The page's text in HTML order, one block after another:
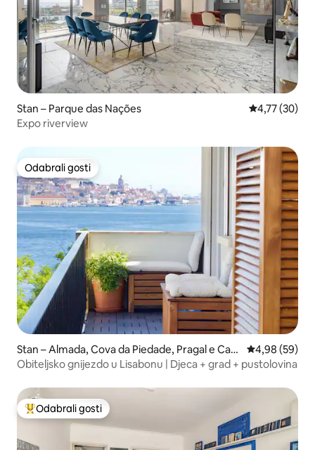
Stan – Parque das Nações Prosječna
4,77 (30)
Expo riverview
Odabrali gosti
Odabrali gosti
Stan – Almada, Cova da Piedade, Pragal e Cacil
has
Prosječna
4,98 (59)
Obiteljsko gnijezdo u Lisabonu | Djeca + grad + pustolovina
Među najviše rangiranima s oznakom „Odabrali gosti”
Odabrali gosti